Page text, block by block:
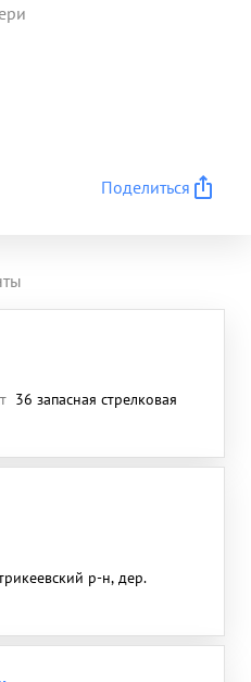
Поделиться
36 запасная стрелковая
р-н, дер.